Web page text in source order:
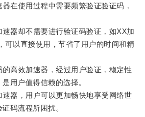
使用过程中需要频繁验证验证码，
却不需要进行验证码验证，如XX加
可以直接使用，节省了用户的时间和精
效加速器，经过用户验证，稳定性
用户值得信赖的选择。
器，用户可以更加畅快地享受网络世
码流程所困扰。